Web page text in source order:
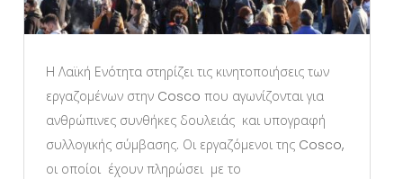
Η Λαϊκή Ενότητα στηρίζει τις κινητοποιήσεις των
εργαζομένων στην Cosco που αγωνίζονται για
ανθρώπινες συνθήκες δουλειάς και υπογραφή
συλλογικής σύμβασης. Οι εργαζόμενοι της Cosco,
οι οποίοι έχουν πληρώσει με το